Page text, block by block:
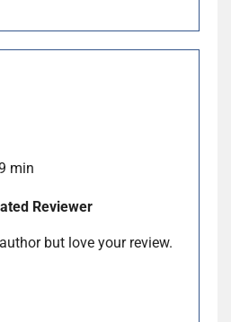
min
Reviewer
but love your review.